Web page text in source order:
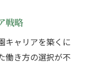
戦略
キャリアを築くに
働き方の選択が不